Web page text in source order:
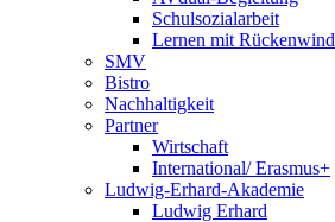
Schulsozialarbeit
Lernen mit Rückenwind
SMV
Bistro
Nachhaltigkeit
Partner
Wirtschaft
International/ Erasmus+
Ludwig-Erhard-Akademie
Ludwig Erhard